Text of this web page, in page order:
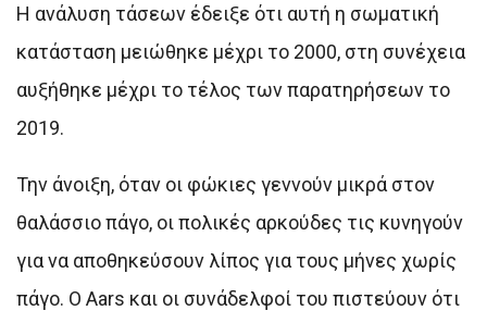
Η ανάλυση τάσεων έδειξε ότι αυτή η σωματική
κατάσταση μειώθηκε μέχρι το 2000, στη συνέχεια
αυξήθηκε μέχρι το τέλος των παρατηρήσεων το
2019.
Την άνοιξη, όταν οι φώκιες γεννούν μικρά στον
θαλάσσιο πάγο, οι πολικές αρκούδες τις κυνηγούν
για να αποθηκεύσουν λίπος για τους μήνες χωρίς
πάγο. Ο Aars και οι συνάδελφοί του πιστεύουν ότι